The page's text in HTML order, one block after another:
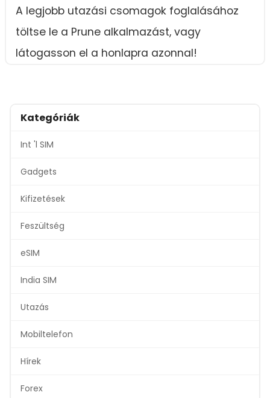
A legjobb utazási csomagok foglalásához
töltse le a Prune alkalmazást, vagy
látogasson el a honlapra azonnal!
Kategóriák
Int 'l SIM
Gadgets
Kifizetések
Feszültség
eSIM
India SIM
Utazás
Mobiltelefon
Hírek
Forex